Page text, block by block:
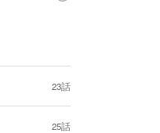
23話
25話